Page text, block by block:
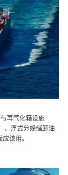
再气化箱设施
、浮式分娩储卸油
该用。